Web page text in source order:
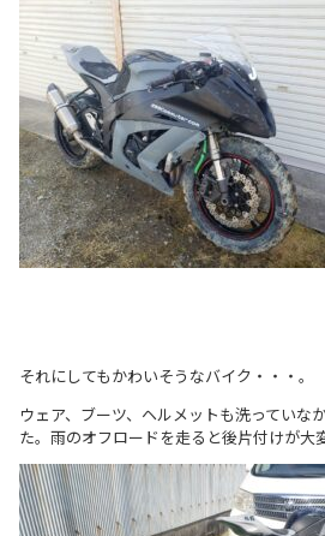
それにしてもかわいそうなバイク・・・。
ウェア、ブーツ、ヘルメットも洗っていな
た。雨のオフロードを走ると後片付けが大